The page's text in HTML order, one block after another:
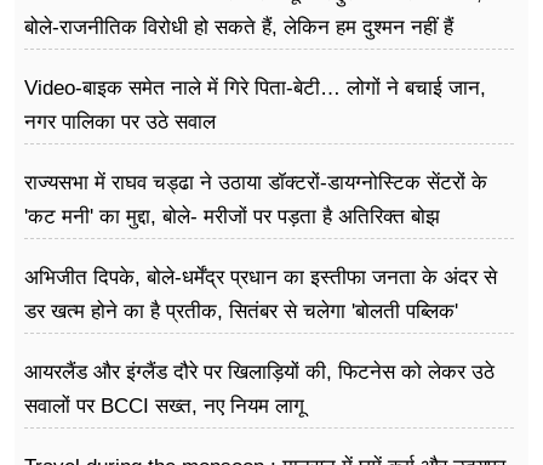
बोले-राजनीतिक विरोधी हो सकते हैं, लेकिन हम दुश्मन नहीं हैं
Video-बाइक समेत नाले में गिरे पिता-बेटी… लोगों ने बचाई जान,
नगर पालिका पर उठे सवाल
राज्यसभा में राघव चड्ढा ने उठाया डॉक्टरों-डायग्नोस्टिक सेंटरों के
'कट मनी' का मुद्दा, बोले- मरीजों पर पड़ता है अ​तिरिक्त बोझ
अभिजीत दिपके, बोले-धर्मेंद्र प्रधान का इस्तीफा जनता के अंदर से
डर खत्म होने का है प्रतीक, सितंबर से चलेगा 'बोलती पब्लिक'
आयरलैंड और इंग्लैंड दौरे पर खिलाड़ियों की, फिटनेस को लेकर उठे
सवालों पर BCCI सख्त, नए नियम लागू